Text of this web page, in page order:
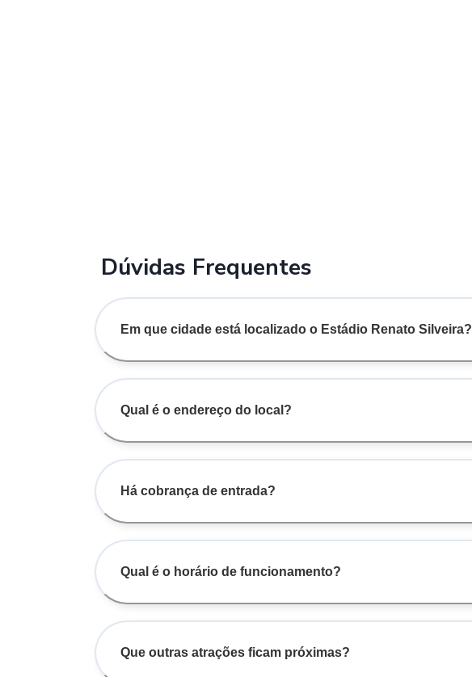
Dúvidas Frequentes
Em que cidade está localizado o Estádio Renato Silveira?
Qual é o endereço do local?
Há cobrança de entrada?
Qual é o horário de funcionamento?
Que outras atrações ficam próximas?